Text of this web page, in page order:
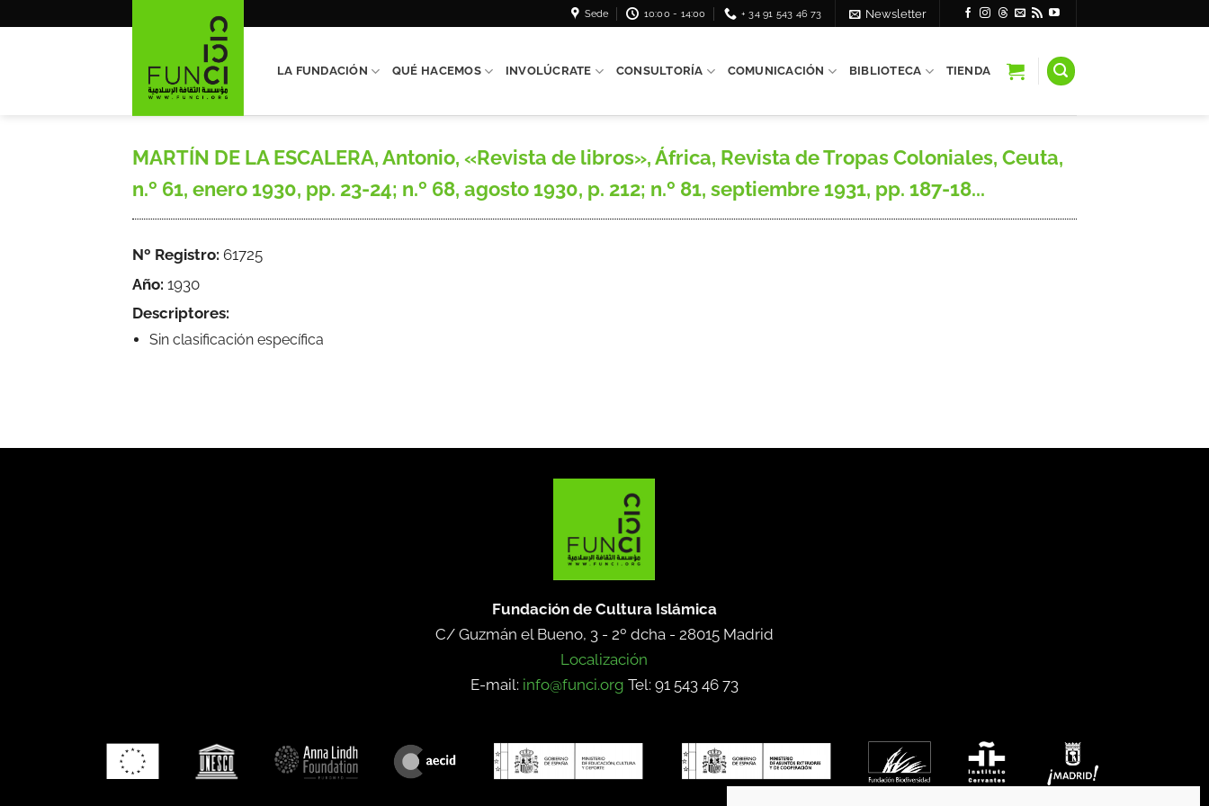
Sede 10:00 - 14:00 + 34 91 543 46 73 Newsletter
LA FUNDACIÓN QUÉ HACEMOS INVOLÚCRATE CONSULTORÍA COMUNICACIÓN BIBLIOTECA TIENDA
MARTÍN DE LA ESCALERA, Antonio, «Revista de libros», África, Revista de Tropas Coloniales, Ceuta,
n.º 61, enero 1930, pp. 23-24; n.º 68, agosto 1930, p. 212; n.º 81, septiembre 1931, pp. 187-18...
Nº Registro: 61725
Año: 1930
Descriptores:
Sin clasificación específica
Fundación de Cultura Islámica
C/ Guzmán el Bueno, 3 - 2º dcha - 28015 Madrid
Localización
E-mail: info@funci.org Tel: 91 543 46 73